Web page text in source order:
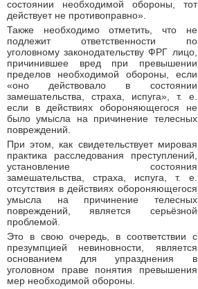
состоянии необходимой обороны, тот
действует не противоправно».
Также необходимо отметить, что не
подлежит ответственности по
уголовному законодательству ФРГ лицо,
причинившее вред при превышении
пределов необходимой обороны, если
«оно действовало в состоянии
замешательства, страха, испуга», т. е.
если в действиях обороняющегося не
было умысла на причинение телесных
повреждений.
При этом, как свидетельствует мировая
практика расследования преступлений,
установление состояния
замешательства, страха, испуга, т. е.
отсутствия в действиях обороняющегося
умысла на причинение телесных
повреждений, является серьёзной
проблемой.
Это в свою очередь, в соответствии с
презумпцией невиновности, является
основанием для упразднения в
уголовном праве понятия превышения
мер необходимой обороны.